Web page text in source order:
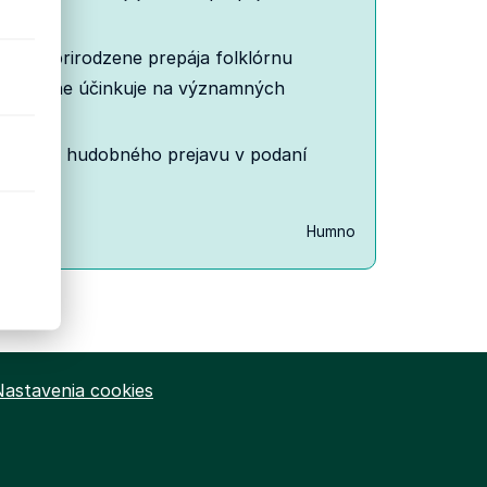
prirodzene prepája folklórnu
účinkuje na významných
hudobného prejavu v podaní
Humno
cookies